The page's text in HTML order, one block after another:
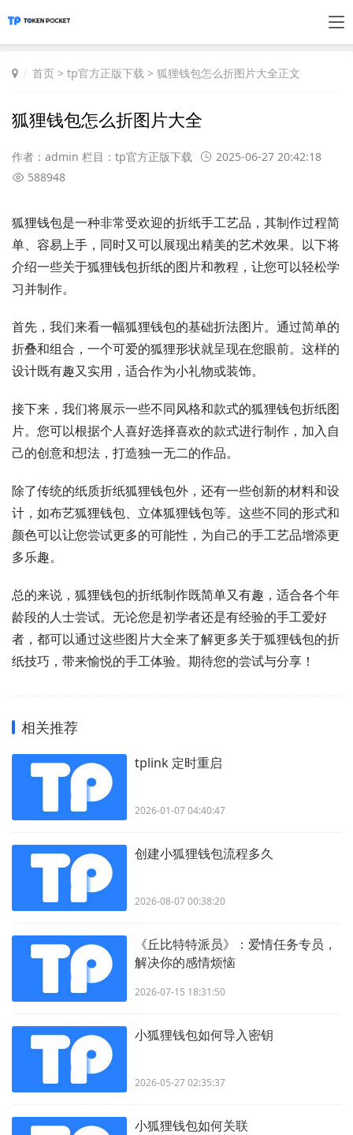
首页 > tp官方正版下载 > 狐狸钱包怎么折图片大全正文
狐狸钱包怎么折图片大全
作者：admin 栏目： tp官方正版下载
2025-06-27 20:42:18
588948
狐狸钱包是一种非常受欢迎的折纸手工艺品，其制作过程简
单、容易上手，同时又可以展现出精美的艺术效果。以下将
介绍一些关于狐狸钱包折纸的图片和教程，让您可以轻松学
习并制作。
首先，我们来看一幅狐狸钱包的基础折法图片。通过简单的
折叠和组合，一个可爱的狐狸形状就呈现在您眼前。这样的
设计既有趣又实用，适合作为小礼物或装饰。
接下来，我们将展示一些不同风格和款式的狐狸钱包折纸图
片。您可以根据个人喜好选择喜欢的款式进行制作，加入自
己的创意和想法，打造独一无二的作品。
除了传统的纸质折纸狐狸钱包外，还有一些创新的材料和设
计，如布艺狐狸钱包、立体狐狸钱包等。这些不同的形式和
颜色可以让您尝试更多的可能性，为自己的手工艺品增添更
多乐趣。
总的来说，狐狸钱包的折纸制作既简单又有趣，适合各个年
龄段的人士尝试。无论您是初学者还是有经验的手工爱好
者，都可以通过这些图片大全来了解更多关于狐狸钱包的折
纸技巧，带来愉悦的手工体验。期待您的尝试与分享！
相关推荐
tplink 定时重启
2026-01-07 04:40:47
创建小狐狸钱包流程多久
2026-08-07 00:38:20
《丘比特特派员》：爱情任务专员，
解决你的感情烦恼
2026-07-15 18:31:50
小狐狸钱包如何导入密钥
2026-05-27 02:35:37
小狐狸钱包如何关联